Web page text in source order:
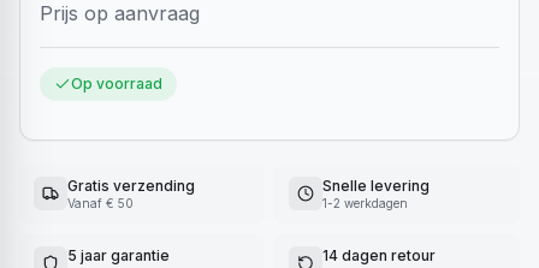
Prijs op aanvraag
Op voorraad
Gratis verzending
Vanaf € 50
Snelle levering
1-2 werkdagen
5 jaar garantie 14 dagen retour